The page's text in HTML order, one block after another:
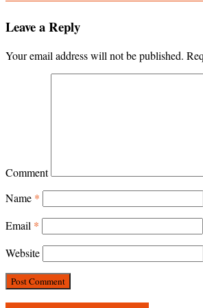
Leave a Reply
Your email address will not be published.
Comment
Name *
Email *
Website